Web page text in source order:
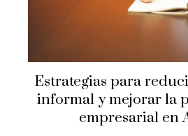
Estrategias para
informal y mejorar la
empresarial en